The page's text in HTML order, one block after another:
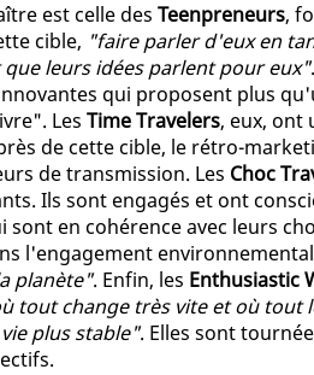
est celle des Teenpreneurs,
cible, "faire parler d'eux en
leurs idées parlent pour eux"
qui proposent plus
Les Time Travelers, eux, ont
de cette cible, le rétro-
de transmission. Les Choc
Ils sont engagés et ont
en cohérence avec leurs
l'engagement
planète". Enfin, les Enthusiastic
tout change très vite et où
plus stable". Elles sont